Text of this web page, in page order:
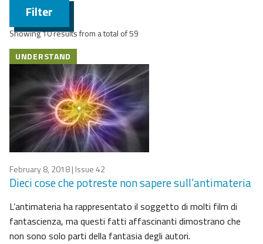
Filter
Showing 10 results from a total of 59
UNDERSTAND
February 8, 2018| Issue 42
Dieci cose che potreste non sapere sull’antimateria
L’antimateria ha rappresentato il soggetto di molti film di
fantascienza, ma questi fatti affascinanti dimostrano che
non sono solo parti della fantasia degli autori.